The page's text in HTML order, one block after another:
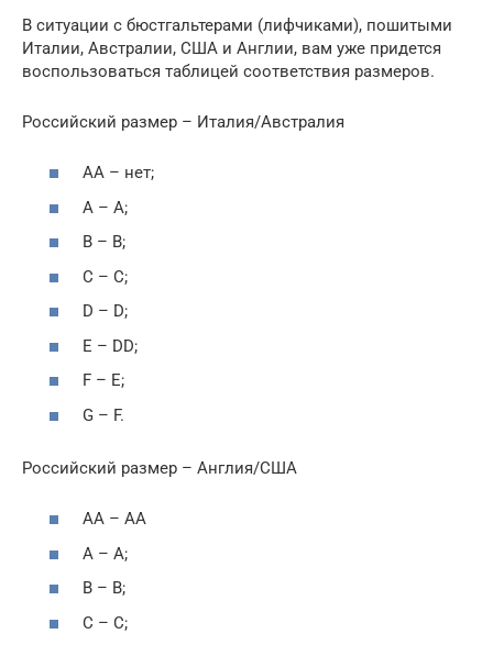
В ситуации с бюстгальтерами (лифчиками), пошитыми
Италии, Австралии, США и Англии, вам уже придется
воспользоваться таблицей соответствия размеров.
Российский размер – Италия/Австралия
АА – нет;
А – А;
В – В;
С – С;
D – D;
E – DD;
F – E;
G – F.
Российский размер – Англия/США
АА – АА
А – А;
В – В;
С – С;